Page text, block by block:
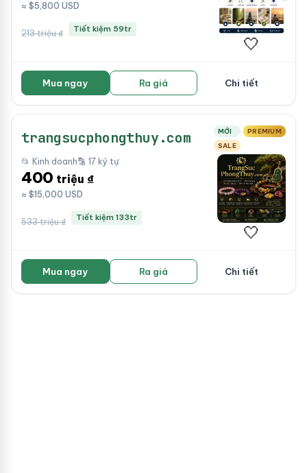
≈ $5,800 USD
213 triệu ₫ Tiết kiệm 59tr
🤍
Mua ngay Ra giá Chi tiết
trangsucphongthuy.com MỚI
PREMIUM
SALE
📂 Kinh doanh🔡 17 ký tự
400 triệu ₫
≈ $15,000 USD
533 triệu ₫ Tiết kiệm 133tr
🤍
Mua ngay Ra giá Chi tiết